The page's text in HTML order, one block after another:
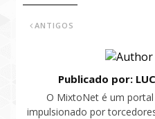
ANTIGOS
Publicado por:
O MixtoNet é um
impulsionado por